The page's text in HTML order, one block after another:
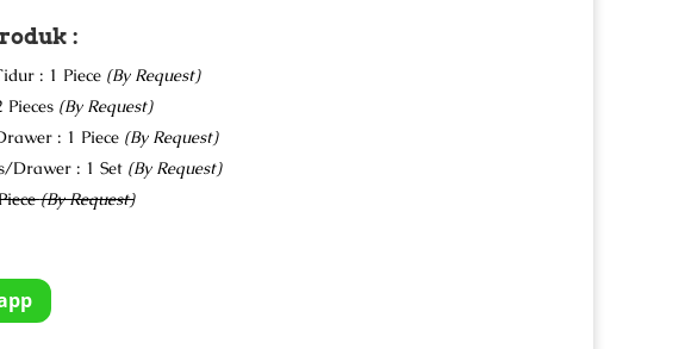
:
: 1 Piece (By Request)
Pieces (By Request)
: 1 Piece (By Request)
Drawer : 1 Set (By Request)
(By Request)